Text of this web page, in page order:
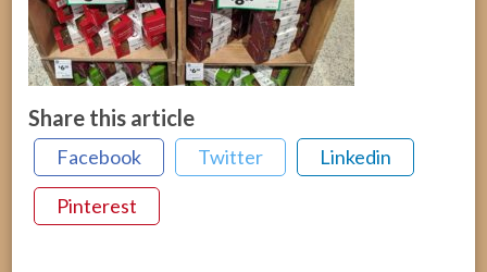
Share this article
Facebook Twitter Linkedin
Pinterest